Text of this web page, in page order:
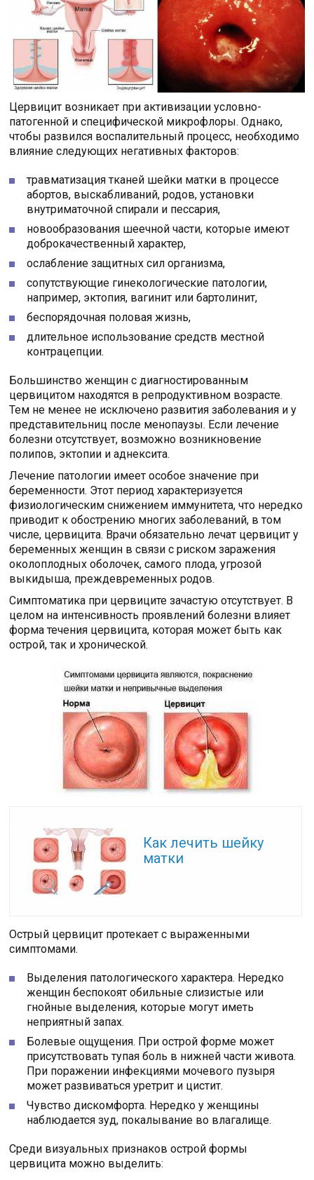
Цервицит возникает при активизации условно-
патогенной и специфической микрофлоры. Однако,
чтобы развился воспалительный процесс, необходимо
влияние следующих негативных факторов:
травматизация тканей шейки матки в процессе
абортов, выскабливаний, родов, установки
внутриматочной спирали и пессария,
новообразования шеечной части, которые имеют
доброкачественный характер,
ослабление защитных сил организма,
сопутствующие гинекологические патологии,
например, эктопия, вагинит или бартолинит,
беспорядочная половая жизнь,
длительное использование средств местной
контрацепции.
Большинство женщин с диагностированным
цервицитом находятся в репродуктивном возрасте.
Тем не менее не исключено развития заболевания и у
представительниц после менопаузы. Если лечение
болезни отсутствует, возможно возникновение
полипов, эктопии и аднексита.
Лечение патологии имеет особое значение при
беременности. Этот период характеризуется
физиологическим снижением иммунитета, что нередко
приводит к обострению многих заболеваний, в том
числе, цервицита. Врачи обязательно лечат цервицит у
беременных женщин в связи с риском заражения
околоплодных оболочек, самого плода, угрозой
выкидыша, преждевременных родов.
Симптоматика при цервиците зачастую отсутствует. В
целом на интенсивность проявлений болезни влияет
форма течения цервицита, которая может быть как
острой, так и хронической.
Как лечить шейку
матки
Острый цервицит протекает с выраженными
симптомами.
Выделения патологического характера. Нередко
женщин беспокоят обильные слизистые или
гнойные выделения, которые могут иметь
неприятный запах.
Болевые ощущения. При острой форме может
присутствовать тупая боль в нижней части живота.
При поражении инфекциями мочевого пузыря
может развиваться уретрит и цистит.
Чувство дискомфорта. Нередко у женщины
наблюдается зуд, покалывание во влагалище.
Среди визуальных признаков острой формы
цервицита можно выделить: